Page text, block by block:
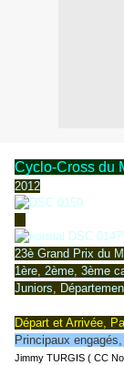
Cyclo-Cross du
2012
23è Grand Prix du
1ère, 2ème, 3ème
Juniors,
Départ et Arrivée,
Principaux
Jimmy TURGIS ( CC